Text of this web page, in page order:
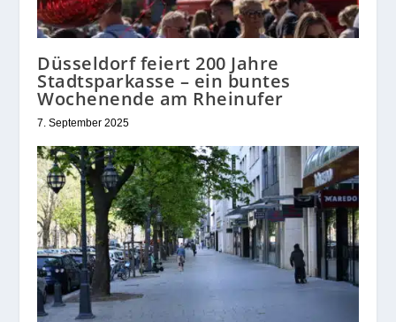
Düsseldorf feiert 200 Jahre
Stadtsparkasse – ein buntes
Wochenende am Rheinufer
7. September 2025